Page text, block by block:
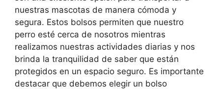
nuestras mascotas de manera cómoda y
segura. Estos bolsos permiten que nuestro
perro esté cerca de nosotros mientras
realizamos nuestras actividades diarias y nos
brinda la tranquilidad de saber que están
protegidos en un espacio seguro. Es importante
destacar que debemos elegir un bolso